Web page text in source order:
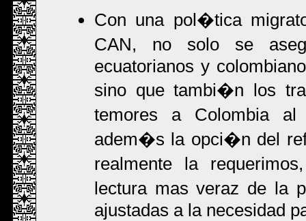
Con una pol�tica
CAN, no solo se
ecuatorianos y
sino que tambi�n los
temores a Colombia
adem�s la opci�n del
realmente la
lectura mas veraz de la
ajustadas a la necesidad